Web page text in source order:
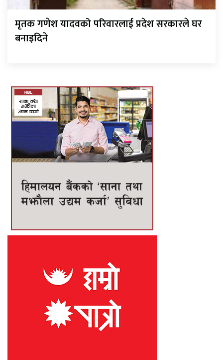
मृतक गणेश यादवको परिवारलाई प्रदेश सरकारले घर
बनाइदिने